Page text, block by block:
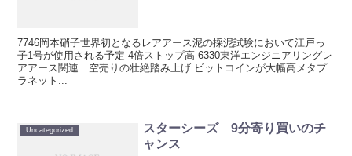
7746岡本硝子世界初となるレアアース泥の採泥試験において江戸っ
子1号が使用される予定 4倍ストップ高 6330東洋エンジニアリングレ
アアース関連 空売りの壮絶踏み上げ ビットコインが大幅高メタプ
ラネット...
Uncategorized
スターシーズ 9分寄り買いのチ
ャンス